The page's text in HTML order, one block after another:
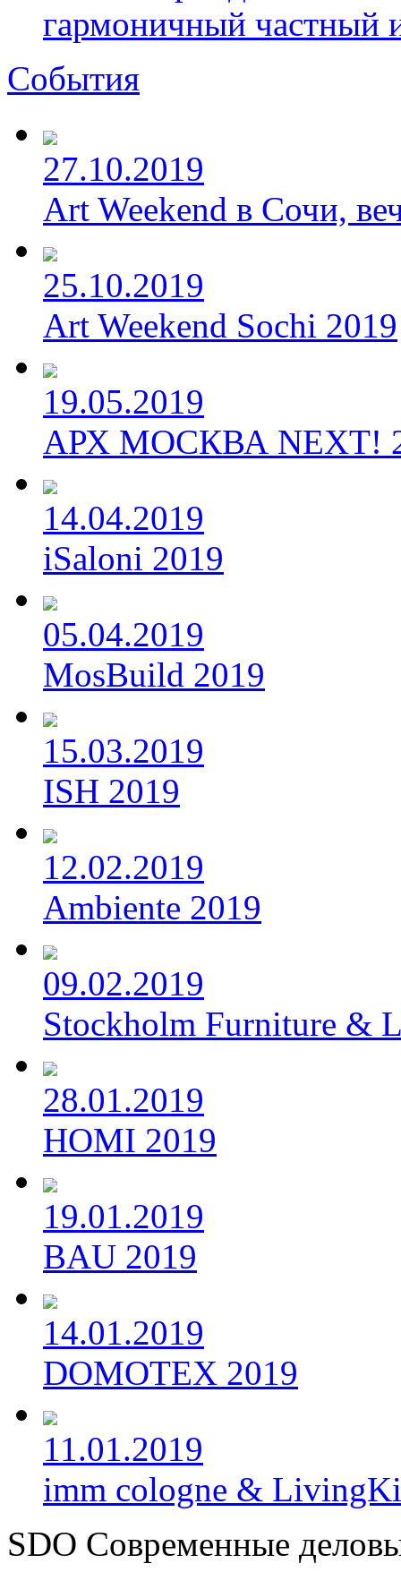
гармоничный частный
События
27.10.2019
Art Weekend в Сочи,
25.10.2019
Art Weekend Sochi 2019
19.05.2019
АРХ МОСКВА NEXT!
14.04.2019
iSaloni 2019
05.04.2019
MosBuild 2019
15.03.2019
ISH 2019
12.02.2019
Ambiente 2019
09.02.2019
Stockholm Furniture &
28.01.2019
HOMI 2019
19.01.2019
BAU 2019
14.01.2019
DOMOTEX 2019
11.01.2019
imm cologne &
SDO Современные